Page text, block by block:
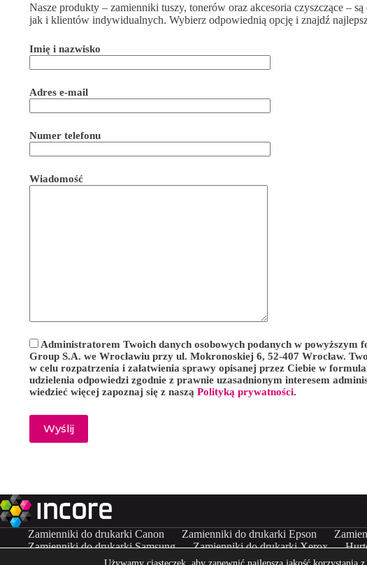
Nasze produkty – zamienniki tuszy, tonerów oraz akcesoria czyszczące –
jak i klientów indywidualnych. Wybierz odpowiednią opcję i znajdź
Imię i nazwisko
Adres e-mail
Numer telefonu
Wiadomość
Administratorem Twoich danych osobowych podanych w powyższym
Group S.A. we Wrocławiu przy ul. Mokronoskiej 6, 52-407 Wrocław.
w celu rozpatrzenia i załatwienia sprawy opisanej przez Ciebie w
udzielenia odpowiedzi zgodnie z prawnie uzasadnionym interesem
wiedzieć więcej zapoznaj się z naszą Polityką prywatności.
Zamienniki do drukarki Canon Zamienniki do drukarki Epson
Zamienniki do drukarki Samsung
Zamienniki do drukarki Xerox